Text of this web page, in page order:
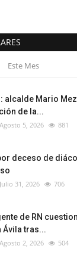
Este Mes
alcalde Mario
de la...
Agosto 5, 2026 881
deceso de
Julio 31, 2026 706
de RN
Ávila tras...
Agosto 2, 2026 504